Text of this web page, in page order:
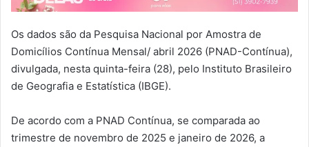
Os dados são da Pesquisa Nacional por Amostra de
Domicílios Contínua Mensal/ abril 2026 (PNAD-Contínua),
divulgada, nesta quinta-feira (28), pelo Instituto Brasileiro
de Geografia e Estatística (IBGE).
De acordo com a PNAD Contínua, se comparada ao
trimestre de novembro de 2025 e janeiro de 2026, a